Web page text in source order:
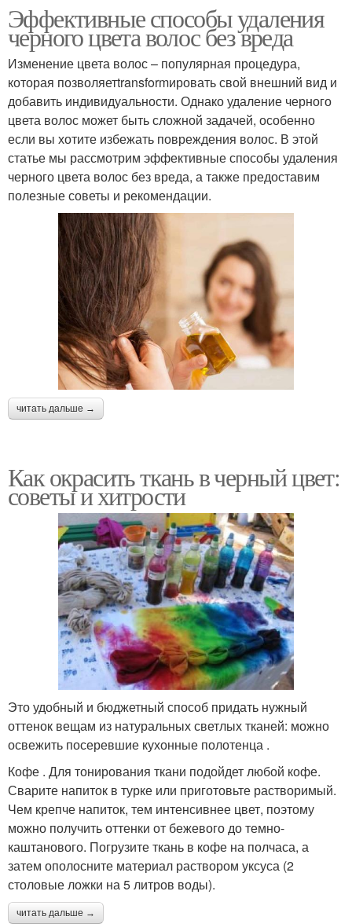
Эффективные способы удаления
черного цвета волос без вреда
Изменение цвета волос – популярная процедура,
которая позволяетtransformировать свой внешний вид и
добавить индивидуальности. Однако удаление черного
цвета волос может быть сложной задачей, особенно
если вы хотите избежать повреждения волос. В этой
статье мы рассмотрим эффективные способы удаления
черного цвета волос без вреда, а также предоставим
полезные советы и рекомендации.
читать дальше →
Как окрасить ткань в черный цвет:
советы и хитрости
Это удобный и бюджетный способ придать нужный
оттенок вещам из натуральных светлых тканей: можно
освежить посеревшие кухонные полотенца .
Кофе . Для тонирования ткани подойдет любой кофе.
Сварите напиток в турке или приготовьте растворимый.
Чем крепче напиток, тем интенсивнее цвет, поэтому
можно получить оттенки от бежевого до темно-
каштанового. Погрузите ткань в кофе на полчаса, а
затем ополосните материал раствором уксуса (2
столовые ложки на 5 литров воды).
читать дальше →